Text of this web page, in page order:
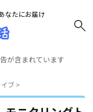
なたにお届け
が含まれています
ブ >